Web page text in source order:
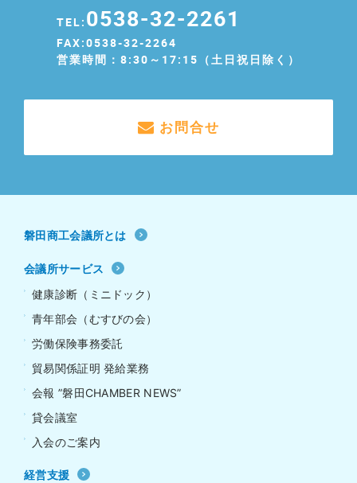
TEL: 0538-32-2261
FAX:0538-32-2264
営業時間：8:30～17:15（土日祝日除く）
お問合せ
磐田商工会議所とは
会議所サービス
健康診断（ミニドック）
青年部会（むすびの会）
労働保険事務委託
貿易関係証明 発給業務
会報 ”磐田CHAMBER NEWS”
貸会議室
入会のご案内
経営支援